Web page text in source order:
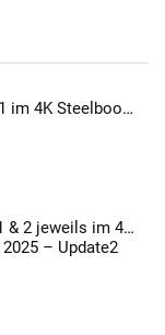
im 4K Steelbook
& 2 jeweils im 4K
– Update2